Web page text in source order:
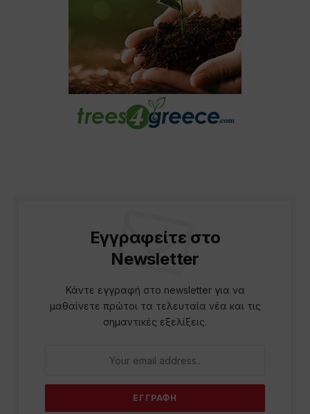
Εγγραφείτε στο
Newsletter
Κάντε εγγραφή στο newsletter για να
μαθαίνετε πρώτοι τα τελευταία νέα και τις
σημαντικές εξελίξεις.